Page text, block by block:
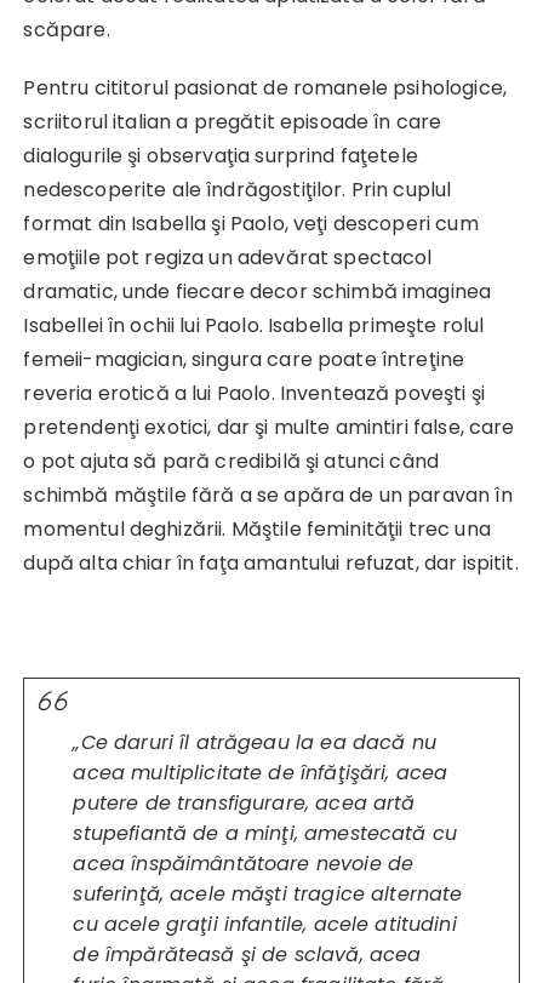
scăpare.
Pentru cititorul pasionat de romanele psihologice,
scriitorul italian a pregătit episoade în care
dialogurile şi observaţia surprind faţetele
nedescoperite ale îndrăgostiţilor. Prin cuplul
format din Isabella şi Paolo, veţi descoperi cum
emoţiile pot regiza un adevărat spectacol
dramatic, unde fiecare decor schimbă imaginea
Isabellei în ochii lui Paolo. Isabella primeşte rolul
femeii-magician, singura care poate întreţine
reveria erotică a lui Paolo. Inventează poveşti şi
pretendenţi exotici, dar şi multe amintiri false, care
o pot ajuta să pară credibilă şi atunci când
schimbă măştile fără a se apăra de un paravan în
momentul deghizării. Măştile feminităţii trec una
după alta chiar în faţa amantului refuzat, dar ispitit.
„Ce daruri îl atrăgeau la ea dacă nu
acea multiplicitate de înfăţişări, acea
putere de transfigurare, acea artă
stupefiantă de a minţi, amestecată cu
acea înspăimântătoare nevoie de
suferinţă, acele măşti tragice alternate
cu acele graţii infantile, acele atitudini
de împărăteasă şi de sclavă, acea